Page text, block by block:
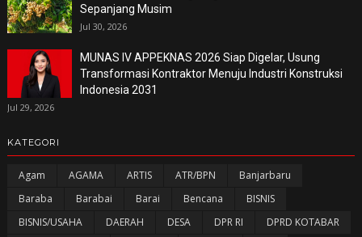
Sepanjang Musim
Jul 30, 2026
MUNAS IV APPEKNAS 2026 Siap Digelar, Usung
Transformasi Kontraktor Menuju Industri Konstruksi
Indonesia 2031
Jul 29, 2026
KATEGORI
Agam AGAMA ARTIS ATR/BPN
Banjarbaru
Baraba
Barabai Barai Bencana
BISNIS
BISNIS/USAHA
DAERAH DESA DPR RI
DPRD KOTABAR